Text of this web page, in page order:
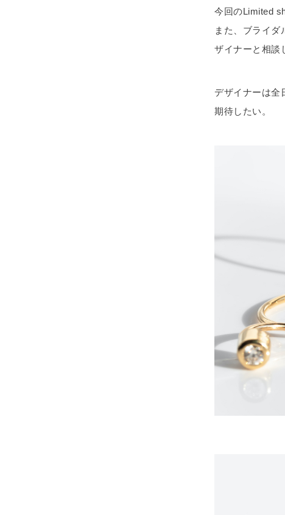
今回のLimited
また、ブライダ
ザイナーと相談
デザイナーは全
期待したい。